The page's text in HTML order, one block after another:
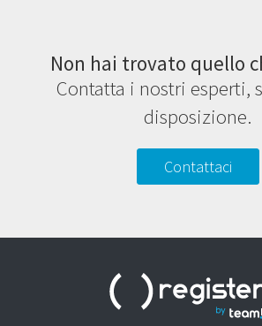
Non hai trovato quello
Contatta i nostri esperti,
disposizione.
Contattaci